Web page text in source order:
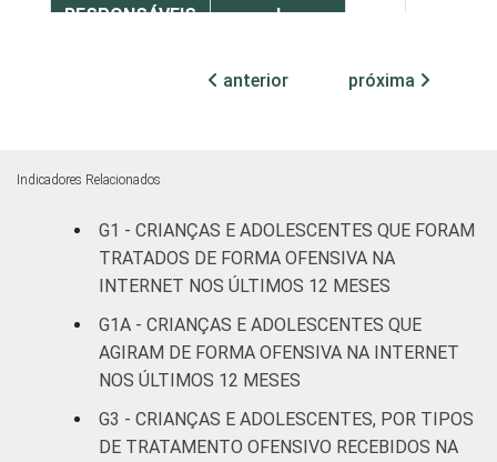
RESPONSÁVEIS
I
Fundamental
3 17
FAIXA ETÁRIA
DA CRIANÇA
OU DO
De 9 a 10
anos
De 11 a 12
2
De 13 a 14
anos
15
anterior próxima
Indicadores Relacionados
G1 - CRIANÇAS E ADOLESCENTES QUE FORAM
TRATADOS DE FORMA OFENSIVA NA
INTERNET NOS ÚLTIMOS 12 MESES
G1A - CRIANÇAS E ADOLESCENTES QUE
AGIRAM DE FORMA OFENSIVA NA INTERNET
NOS ÚLTIMOS 12 MESES
G3 - CRIANÇAS E ADOLESCENTES, POR TIPOS
DE TRATAMENTO OFENSIVO RECEBIDOS NA